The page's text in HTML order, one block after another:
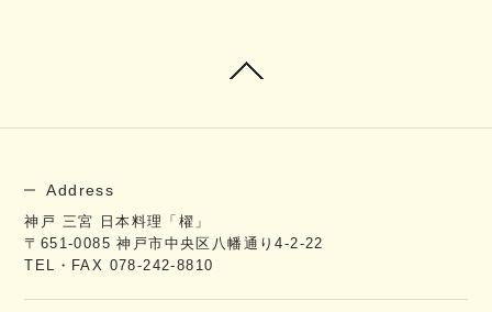
Address
神戸 三宮 日本料理「櫂」
〒651-0085 神戸市中央区八幡通り4-2-22
TEL・FAX 078-242-8810